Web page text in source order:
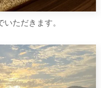
ただきます。